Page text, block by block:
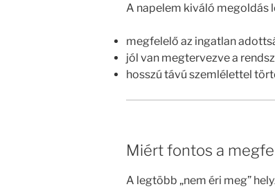
A napelem kiváló megoldás
megfelelő az ingatlan
jól van megtervezve a
hosszú távú szemlélettel
Miért fontos a
A legtöbb „nem éri meg”